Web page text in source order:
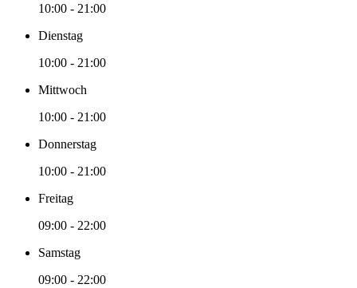
10:00 - 21:00
Dienstag
10:00 - 21:00
Mittwoch
10:00 - 21:00
Donnerstag
10:00 - 21:00
Freitag
09:00 - 22:00
Samstag
09:00 - 22:00